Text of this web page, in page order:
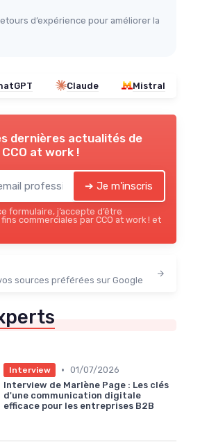
d’expérience pour améliorer la
Claude Mistral
dernières actualités de
CCO at work !
➔ Je m'inscris
formulaire, j’accepte d’être
commerciales par CCO at work ! et
sources préférées sur Google
Interview • 01/07/2026
Interview de Marlène Page : Les clés
d'une communication digitale
efficace pour les entreprises B2B